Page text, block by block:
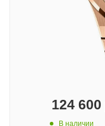
124 600
В наличии